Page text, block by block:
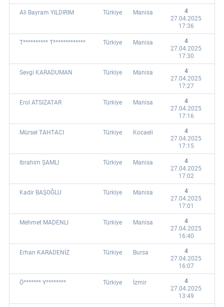
Ali Bayram YILDIRIM Türkiye Manisa
4
27.04.2025
17:36
T********** T************* Türkiye Manisa
4
27.04.2025
17:30
Sevgi KARADUMAN Türkiye Manisa
4
27.04.2025
17:27
Erol ATSIZATAR Türkiye Manisa
4
27.04.2025
17:16
Mürsel TAHTACI Türkiye Kocaeli
4
27.04.2025
17:15
Ibrahim ŞAMLI Türkiye Manisa
4
27.04.2025
17:02
Kadir BAŞOĞLU Türkiye Manisa
4
27.04.2025
17:01
Mehmet MADENLI Türkiye Manisa
4
27.04.2025
16:40
Erhan KARADENİZ Türkiye Bursa
4
27.04.2025
16:07
Ö******* Y******** Türkiye İzmir
4
27.04.2025
13:49